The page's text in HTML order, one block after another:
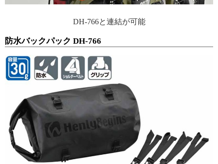
DH-766と連結が可能
防水バックパック DH-766